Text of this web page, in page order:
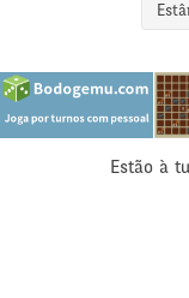
Estão à